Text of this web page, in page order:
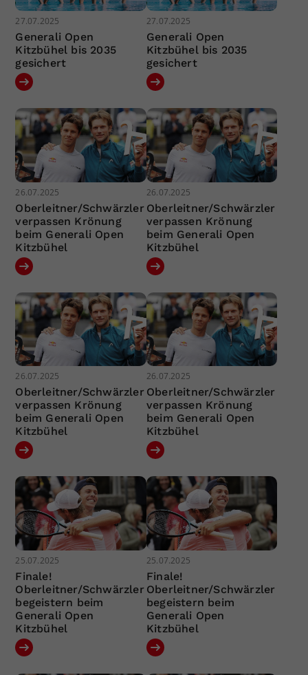
27.07.2025
Generali Open
Kitzbühel bis 2035
gesichert
27.07.2025
Generali Open
Kitzbühel bis 2035
gesichert
26.07.2025
Oberleitner/Schwärzler
verpassen Krönung
beim Generali Open
Kitzbühel
26.07.2025
Oberleitner/Schwärzler
verpassen Krönung
beim Generali Open
Kitzbühel
26.07.2025
Oberleitner/Schwärzler
verpassen Krönung
beim Generali Open
Kitzbühel
26.07.2025
Oberleitner/Schwärzler
verpassen Krönung
beim Generali Open
Kitzbühel
25.07.2025
Finale!
Oberleitner/Schwärzler
begeistern beim
Generali Open
Kitzbühel
25.07.2025
Finale!
Oberleitner/Schwärzler
begeistern beim
Generali Open
Kitzbühel